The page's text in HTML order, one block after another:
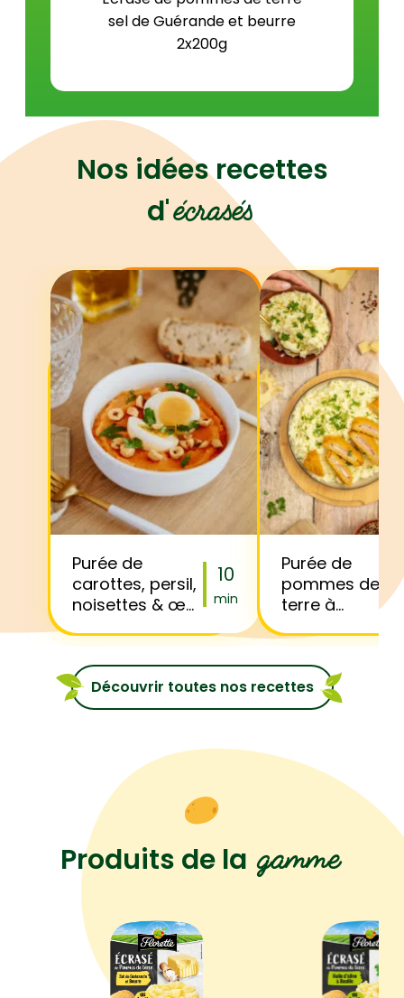
sel de Guérande et beurre
2x200g
Nos idées recettes
d'écrasés
Purée de
carottes, persil,
noisettes & œuf
10
min
Purée de
pommes de
terre à
cordon bleu
Découvrir toutes nos recettes
Produits de la gamme